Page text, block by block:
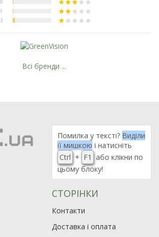
Всі бренди ...
Помилка у тексті? Виділи
її мишкою і натисніть
Ctrl + F1
або клікни по
цьому блоку!
СТОРІНКИ
Контакти
Доставка і оплата